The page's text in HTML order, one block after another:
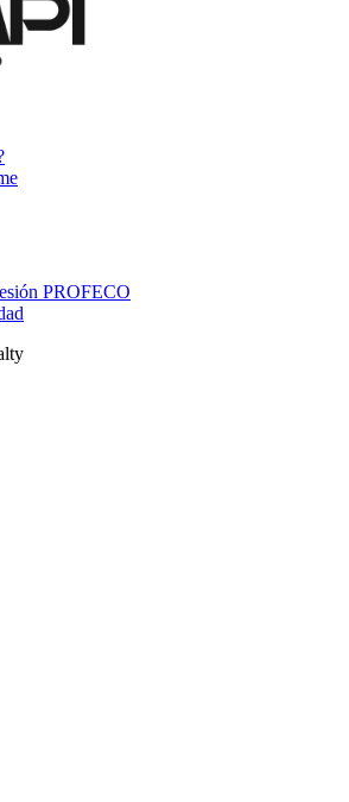
PROFECO